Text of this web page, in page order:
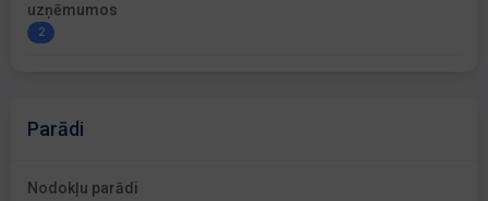
uzņēmumos
2
Parādi
Nodokļu parādi